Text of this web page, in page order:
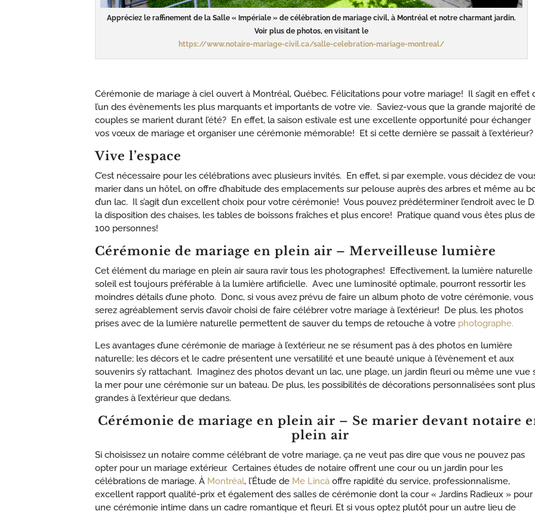
Appréciez le raffinement de la Salle « Impériale » de célébration de mariage civil, à Montréal et notre charmant jardin.
Voir plus de photos, en visitant le
https://www.notaire-mariage-civil.ca/salle-celebration-mariage-montreal/
Cérémonie de mariage à ciel ouvert à Montréal, Québec. Félicitations pour votre mariage! Il s’agit en effet
l’un des évènements les plus marquants et importants de votre vie. Saviez-vous que la grande majorité
couples se marient durant l’été? En effet, la saison estivale est une excellente opportunité pour échanger
vos vœux de mariage et organiser une cérémonie mémorable! Et si cette dernière se passait à l’extérieur?
Vive l’espace
C’est nécessaire pour les célébrations avec plusieurs invités. En effet, si par exemple, vous décidez de
marier dans un hôtel, on offre d’habitude des emplacements sur pelouse auprès des arbres et même au
d’un lac. Il s’agit d’un excellent choix pour votre cérémonie! Vous pouvez prédéterminer l’endroit avec le
la disposition des chaises, les tables de boissons fraîches et plus encore! Pratique quand vous êtes plus de
100 personnes!
Cérémonie de mariage en plein air – Merveilleuse lumière
Cet élément du mariage en plein air saura ravir tous les photographes! Effectivement, la lumière naturelle
soleil est toujours préférable à la lumière artificielle. Avec une luminosité optimale, pourront ressortir les
moindres détails d’une photo. Donc, si vous avez prévu de faire un album photo de votre cérémonie, vous
serez agréablement servis d’avoir choisi de faire célébrer votre mariage à l’extérieur! De plus, les photos
prises avec de la lumière naturelle permettent de sauver du temps de retouche à votre photographe.
Les avantages d’une cérémonie de mariage à l’extérieur, ne se résument pas à des photos en lumière
naturelle; les décors et le cadre présentent une versatilité et une beauté unique à l’évènement et aux
souvenirs s’y rattachant. Imaginez des photos devant un lac, une plage, un jardin fleuri ou même une vue
la mer pour une cérémonie sur un bateau. De plus, les possibilités de décorations personnalisées sont plus
grandes à l’extérieur que dedans.
Cérémonie de mariage en plein air – Se marier devant notaire
plein air
Si choisissez un notaire comme célébrant de votre mariage, ça ne veut pas dire que vous ne pouvez pas
opter pour un mariage extérieur. Certaines études de notaire offrent une cour ou un jardin pour les
célébrations de mariage. ÀMontréal, l’Étude de Me Lincàoffre rapidité du service, professionnalisme,
excellent rapport qualité-prix et également des salles de cérémonie dont la cour « Jardins Radieux » pour
une cérémonie intime dans un cadre romantique et fleuri. Et si vous optez plutôt pour un autre lieu de